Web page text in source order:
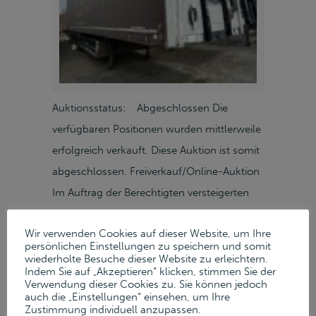
Auktionsstatus: Abgeschlossen Die
verfügbaren Positionen wurden mittlerweile
erfolgreich verkauft. Diese Auktion ist somit
abgeschlossen. Freiverkauf/Online-Auktion
Im Auftrag der Berechtigten versteigerten
wir gegen Höchstgebot die Maschinen und
Anlagen der Ziegler Logistik GmbH aus
Wiesau in einer Online-Auktion und einem
darauf folgenden Freiverkauf auf unserer
Auktionsplattform. AbholungAbholung
Wir verwenden Cookies auf dieser Website, um Ihre
persönlichen Einstellungen zu speichern und somit
wiederholte Besuche dieser Website zu erleichtern.
Indem Sie auf „Akzeptieren“ klicken, stimmen Sie der
Verwendung dieser Cookies zu. Sie können jedoch
auch die „Einstellungen“ einsehen, um Ihre
Zustimmung individuell anzupassen.